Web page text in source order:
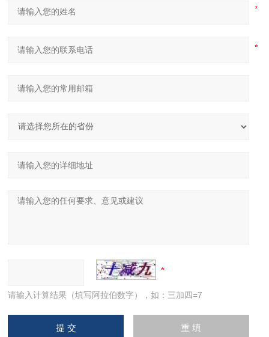
请输入计算结果（填写阿拉伯数字），如：三加四=7